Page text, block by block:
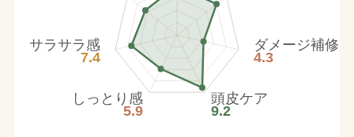
ダメージ補修
4.3
頭皮ケア
9.2
しっとり感
5.9
サラサラ感
7.4